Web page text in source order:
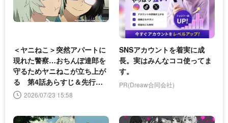
＜ヤニねこ＞突然アパートに
現れた警察…おちんぽ達郎を
守るためヤニねこが立ち上が
る 第4話あらすじ＆先行カ
ット公開
2026/07/23 15:58
SNSアカウントを着実に成
長。実はみんなココ使ってま
す。
PR(Dreaw合同会社)